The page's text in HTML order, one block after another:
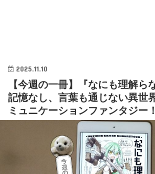
2025.11.10
【今週の一冊】『なにも理解ら
記憶なし、言葉も通じない異世
ミュニケーションファンタジー！